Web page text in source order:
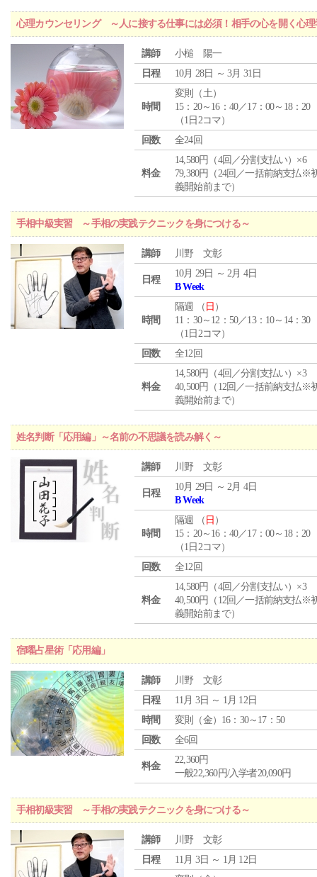
心理カウンセリング ～人に接する仕事には必須！相手の心を開く心理
講師
小槌 陽一
日程
10月 28日 ～ 3月 31日
時間
変則（土）
15：20～16：40／17：00～18：20
（1日2コマ）
回数
全24回
料金
14,580円（4回／分割支払い）×6
79,380円（24回／一括前納支払※
義開始前まで）
手相中級実習 ～手相の実践テクニックを身につける～
講師 川野 文彰
日程
10月 29日 ～ 2月 4日
B Week
時間
隔週 （ 日 ）
11：30～12：50／13：10～14：30
（1日2コマ）
回数
全12回
料金
14,580円（4回／分割支払い）×3
40,500円（12回／一括前納支払※
義開始前まで）
姓名判断「応用編」～名前の不思議を読み解く～
講師 川野 文彰
日程
10月 29日 ～ 2月 4日
B Week
時間
隔週 （ 日 ）
15：20～16：40／17：00～18：20
（1日2コマ）
回数
全12回
料金
14,580円（4回／分割支払い）×3
40,500円（12回／一括前納支払※
義開始前まで）
宿曜占星術「応用編」
講師
川野 文彰
日程
11月 3日 ～ 1月 12日
時間
変則（金）16：30～17：50
回数
全6回
料金
22,360円
一般22,360円/入学者20,090円
手相初級実習 ～手相の実践テクニックを身につける～
講師
川野 文彰
日程
11月 3日 ～ 1月 12日